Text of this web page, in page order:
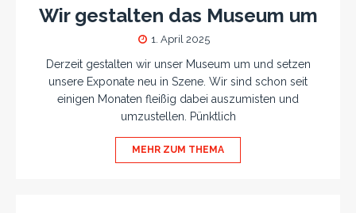
Wir gestalten das Museum um
1. April 2025
Derzeit gestalten wir unser Museum um und setzen
unsere Exponate neu in Szene. Wir sind schon seit
einigen Monaten fleißig dabei auszumisten und
umzustellen. Pünktlich
MEHR ZUM THEMA